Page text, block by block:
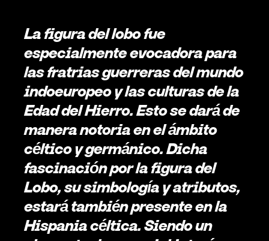
La figura del lobo fue
especialmente evocadora para
las fratrias guerreras del mundo
indoeuropeo y las culturas de la
Edad del Hierro. Esto se dará de
manera notoria en el ámbito
céltico y germánico. Dicha
fascinación por la figura del
Lobo, su simbología y atributos,
estará también presente en la
Hispania céltica. Siendo un